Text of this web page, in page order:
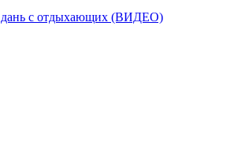
дань с отдыхающих (ВИДЕО)